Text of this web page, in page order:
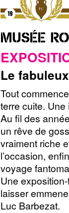
Le
Tout
terre cuite.
Au fil des
un rêve de
vraiment riche
l’occasion,
voyage
Une
laisser
Luc Barbezat.